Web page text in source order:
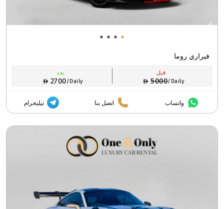
فيراري روما
قبل
5000/Daily
بعد
2700/Daily
واتساب اتصل بنا تيليجرام